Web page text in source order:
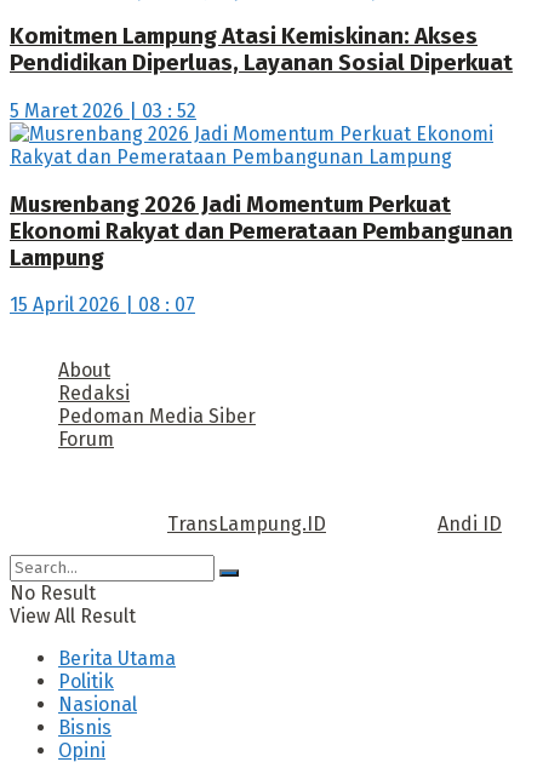
Komitmen Lampung Atasi Kemiskinan: Akses
Pendidikan Diperluas, Layanan Sosial Diperkuat
5 Maret 2026 | 03 : 52
Musrenbang 2026 Jadi Momentum Perkuat
Ekonomi Rakyat dan Pemerataan Pembangunan
Lampung
15 April 2026 | 08 : 07
About
Redaksi
Pedoman Media Siber
Forum
TransLampung.ID Andi ID
No Result
View All Result
Berita Utama
Politik
Nasional
Bisnis
Opini